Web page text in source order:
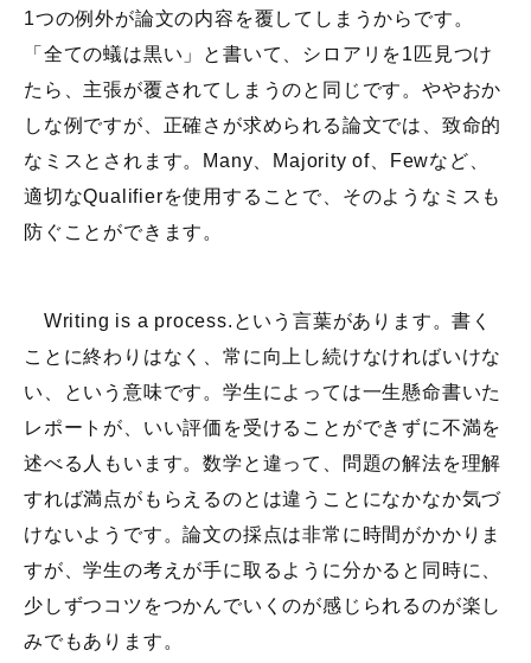
1つの例外が論文の内容を覆してしまうからです。
「全ての蟻は黒い」と書いて、シロアリを1匹見つけ
たら、主張が覆されてしまうのと同じです。ややおか
しな例ですが、正確さが求められる論文では、致命的
なミスとされます。Many、Majority of、Fewなど、
適切なQualifierを使用することで、そのようなミスも
防ぐことができます。
Writing is a process.という言葉があります。書く
ことに終わりはなく、常に向上し続けなければいけな
い、という意味です。学生によっては一生懸命書いた
レポートが、いい評価を受けることができずに不満を
述べる人もいます。数学と違って、問題の解法を理解
すれば満点がもらえるのとは違うことになかなか気づ
けないようです。論文の採点は非常に時間がかかりま
すが、学生の考えが手に取るように分かると同時に、
少しずつコツをつかんでいくのが感じられるのが楽し
みでもあります。